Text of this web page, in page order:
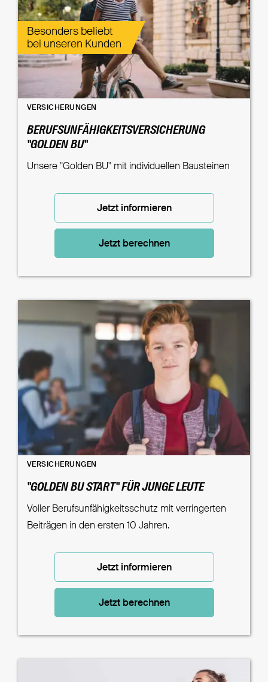
Besonders beliebt
bei unseren Kunden
VERSICHERUNGEN
BERUFSUNFÄHIGKEITSVERSICHERUNG
"GOLDEN BU"
Unsere "Golden BU" mit individuellen Bausteinen
Jetzt informieren
Jetzt berechnen
VERSICHERUNGEN
"GOLDEN BU START" FÜR JUNGE LEUTE
Voller Berufsunfähigkeitsschutz mit verringerten
Beiträgen in den ersten 10 Jahren.
Jetzt informieren
Jetzt berechnen